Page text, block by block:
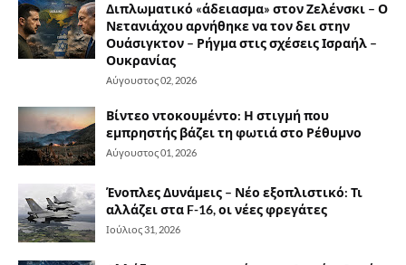
Διπλωματικό «άδειασμα» στον Ζελένσκι – Ο
Νετανιάχου αρνήθηκε να τον δει στην
Ουάσιγκτον – Ρήγμα στις σχέσεις Ισραήλ –
Ουκρανίας
Αύγουστος 02, 2026
Βίντεο ντοκουμέντο: Η στιγμή που
εμπρηστής βάζει τη φωτιά στο Ρέθυμνο
Αύγουστος 01, 2026
Ένοπλες Δυνάμεις – Νέο εξοπλιστικό: Τι
αλλάζει στα F-16, οι νέες φρεγάτες
Ιούλιος 31, 2026